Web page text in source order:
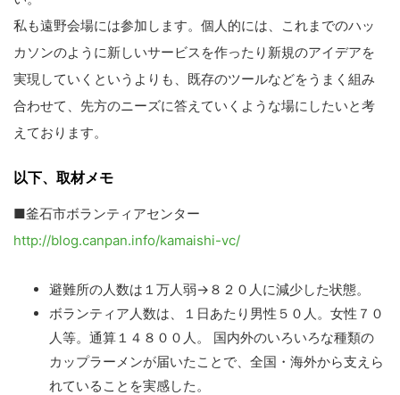
私も遠野会場には参加します。個人的には、これまでのハッ
カソンのように新しいサービスを作ったり新規のアイデアを
実現していくというよりも、既存のツールなどをうまく組み
合わせて、先方のニーズに答えていくような場にしたいと考
えております。
以下、取材メモ
■釜石市ボランティアセンター
http://blog.canpan.info/kamaishi-vc/
避難所の人数は１万人弱→８２０人に減少した状態。
ボランティア人数は、１日あたり男性５０人。女性７０
人等。通算１４８００人。 国内外のいろいろな種類の
カップラーメンが届いたことで、全国・海外から支えら
れていることを実感した。